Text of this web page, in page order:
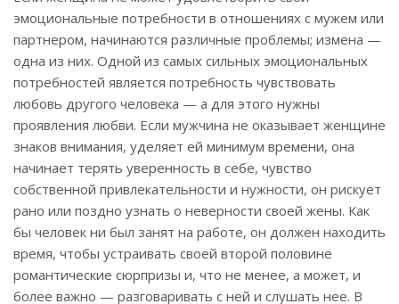
эмоциональные потребности в отношениях с мужем или
партнером, начинаются различные проблемы; измена —
одна из них. Одной из самых сильных эмоциональных
потребностей является потребность чувствовать
любовь другого человека — а для этого нужны
проявления любви. Если мужчина не оказывает женщине
знаков внимания, уделяет ей минимум времени, она
начинает терять уверенность в себе, чувство
собственной привлекательности и нужности, он рискует
рано или поздно узнать о неверности своей жены. Как
бы человек ни был занят на работе, он должен находить
время, чтобы устраивать своей второй половине
романтические сюрпризы и, что не менее, а может, и
более важно — разговаривать с ней и слушать нее. В